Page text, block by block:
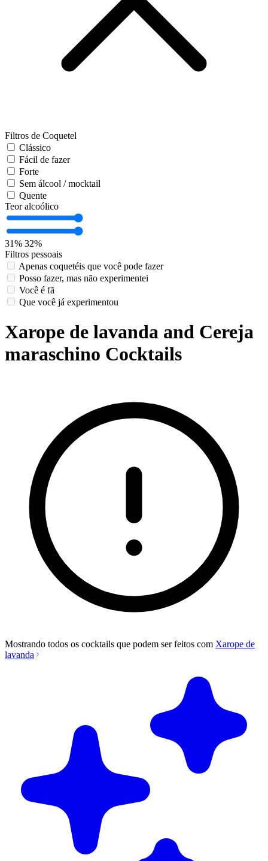
Filtros de Coquetel
Clássico
Fácil de fazer
Forte
Sem álcool / mocktail
Quente
Teor alcoólico
31% 32%
Filtros pessoais
Apenas coquetéis que você pode fazer
Posso fazer, mas não experimentei
Você é fã
Que você já experimentou
Xarope de lavanda and Cereja
maraschino Cocktails
Mostrando todos os cocktails que podem ser feitos com Xarope de
lavanda